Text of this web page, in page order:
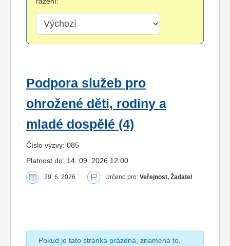
Podpora služeb pro
ohrožené děti, rodiny a
mladé dospělé (4)
Číslo výzvy: 085
Platnost do: 14. 09. 2026 12:00
29. 6. 2026 Určeno pro: Veřejnost, Žadatel
Pokud je tato stránka prázdná, znamená to,